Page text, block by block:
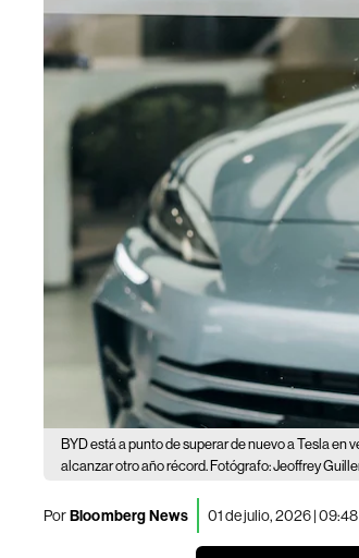
BYD está a punto de superar de nuevo a Tesla en
alcanzar otro año récord. Fotógrafo: Jeoffrey
PorBloomberg News 01 de julio, 2026 |